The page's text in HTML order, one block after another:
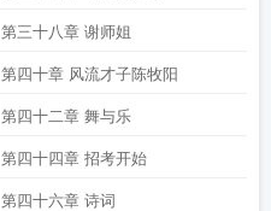
第三十八章 谢师姐
第四十章 风流才子陈牧阳
第四十二章 舞与乐
第四十四章 招考开始
第四十六章 诗词